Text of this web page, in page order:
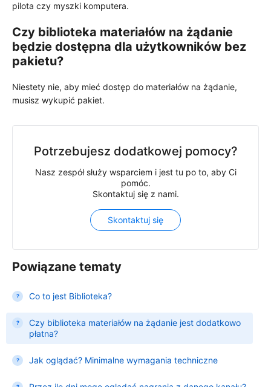
Powiązane tematy
Co to jest Biblioteka?
Czy biblioteka materiałów na żądanie jest dodatkowo
płatna?
Jak oglądać? Minimalne wymagania techniczne
pilota czy myszki komputera.
Czy biblioteka materiałów na żądanie
będzie dostępna dla użytkowników bez
pakietu?
Niestety nie, aby mieć dostęp do materiałów na żądanie,
musisz wykupić pakiet.
Potrzebujesz dodatkowej pomocy?
Nasz zespół służy wsparciem i jest tu po to, aby Ci
pomóc.
Skontaktuj się z nami.
Skontaktuj się